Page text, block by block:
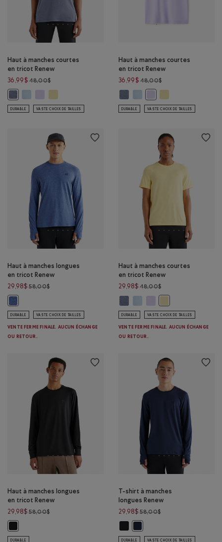
Haut à manches courtes
en tricot Renew
36,99$ 48,00$Prix réduit de 48,00$ à 36,99$
DURABLE VASTE CHOIX DE TAILLES
Haut à manches courtes
en tricot Renew
36,99$ 48,00$Prix réduit de
DURABLE VASTE CHOIX DE TAILLES
Haut à manches longues
en tricot Renew
29,98$ 58,00$Prix réduit de 58,00$ à 29,98$
Haut à manches longues en tricot Renew: BLEU PHARE POIVRÉ Couleur
DURABLE VASTE CHOIX DE TAILLES
VENTE FERME FINALE. AUCUN ÉCHANGE
OU RETOUR.
Haut à manches courtes
en tricot Renew
29,98$ 48,00$Prix réduit de
DURABLE VASTE CHOIX DE TAILLES
VENTE FERME FINALE. AUCUN ÉCHANGE
OU RETOUR.
Haut à manches longues
en tricot Renew
29,98$ 58,00$Prix réduit de 58,00$ à 29,98$
DURABLE
T-shirt à manches
longues Renew
29,98$ 58,00$Prix réduit de 58,00$
T-shirt à manches longues
DURABLE VASTE CHOIX DE TAILLES